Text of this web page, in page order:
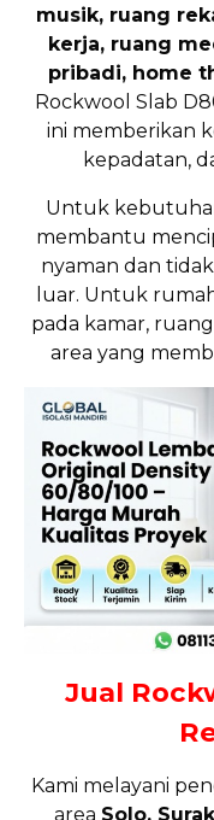
musik, ruang
kerja, ruang
pribadi, home
Rockwool Slab
ini memberikan
kepadatan,
Untuk
membantu
nyaman dan
luar. Untuk
pada kamar,
area yang
Jual
Kami melayani
area Solo,